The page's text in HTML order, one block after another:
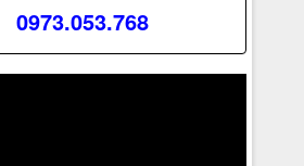
0973.053.768